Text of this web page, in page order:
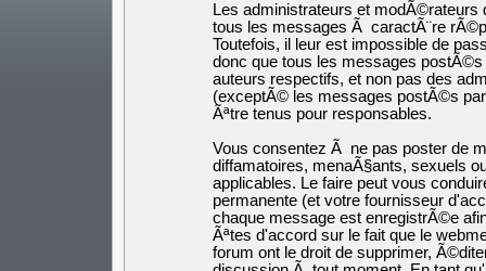
Les administrateurs et
tous les messages Ã caractÃ¨re
Toutefois, il leur est impossible de
donc que tous les messages
auteurs respectifs, et non pas des
(exceptÃ© les messages postÃ©s
Ãªtre tenus pour responsables.
Vous consentez Ã ne pas poster de
diffamatoires, menaÃ§ants, sexuels
applicables. Le faire peut vous
permanente (et votre fournisseur
chaque message est enregistrÃ©e
Ãªtes d'accord sur le fait que le
forum ont le droit de supprimer,